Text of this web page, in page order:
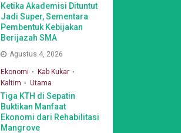
Ketika Akademisi Dituntut
Jadi Super, Sementara
Pembentuk Kebijakan
Berijazah SMA
Agustus 4, 2026
Ekonomi
Kab Kukar
Kaltim
Utama
Tiga KTH di Sepatin
Buktikan Manfaat
Ekonomi dari Rehabilitasi
Mangrove